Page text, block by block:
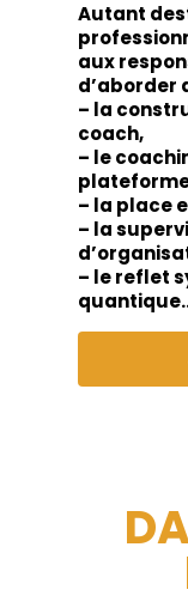
Autant
aux
d’aborder
– la
coach,
– le
– la place
– la
– le reflet